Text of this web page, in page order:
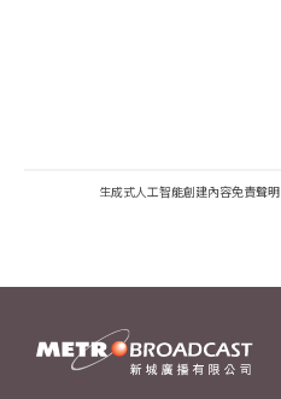
生成式人工智能創建內容免責聲明